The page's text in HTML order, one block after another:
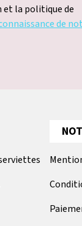
la politique de
de